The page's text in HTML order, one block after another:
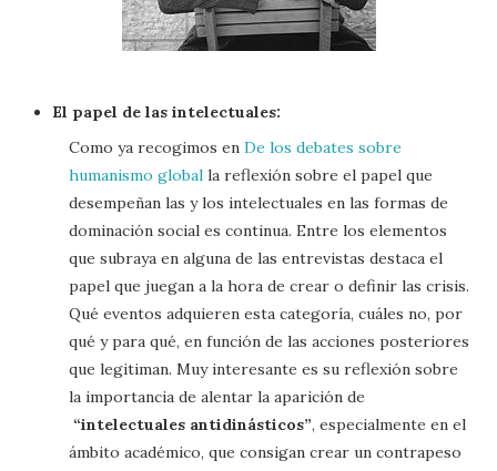
El papel de las intelectuales:
Como ya recogimos enDe los debates sobre
humanismo global la reflexión sobre el papel que
desempeñan las y los intelectuales en las formas de
dominación social es continua. Entre los elementos
que subraya en alguna de las entrevistas destaca el
papel que juegan a la hora de crear o definir las crisis.
Qué eventos adquieren esta categoría, cuáles no, por
qué y para qué, en función de las acciones posteriores
que legitiman. Muy interesante es su reflexión sobre
la importancia de alentar la aparición de
“intelectuales antidinásticos”, especialmente en el
ámbito académico, que consigan crear un contrapeso